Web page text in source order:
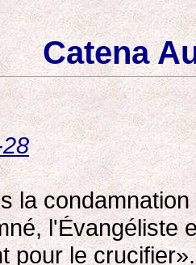
Catena
la
l'Évangéliste
pour le